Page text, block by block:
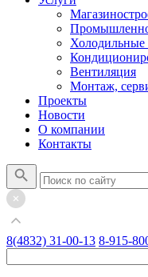
Холодильные
Вентиляция
Монтаж,
Проекты
Новости
О компании
Контакты
8(4832) 31-00-13 8-915-